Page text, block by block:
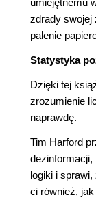
umiejętnemu
zdrady swojej
palenie
Statystyka
Dzięki tej
zrozumienie
naprawdę.
Tim Harford
dezinformacji,
logiki i
ci również,